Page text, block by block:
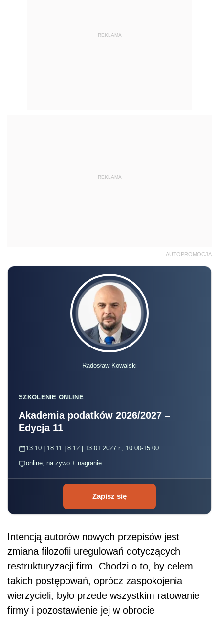
REKLAMA
REKLAMA
AUTOPROMOCJA
Radosław Kowalski
SZKOLENIE ONLINE
Akademia podatków 2026/2027 –
Edycja 11
13.10 | 18.11 | 8.12 | 13.01.2027 r., 10:00-15:00
online, na żywo + nagranie
Zapisz się
Intencją autorów nowych przepisów jest
zmiana filozofii uregulowań dotyczących
restrukturyzacji firm. Chodzi o to, by celem
takich postępowań, oprócz zaspokojenia
wierzycieli, było przede wszystkim ratowanie
firmy i pozostawienie jej w obrocie